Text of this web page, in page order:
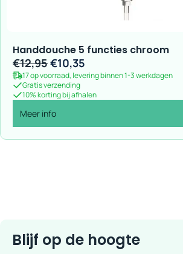
Handdouche 5 functies chroom
€12,95Oorspronkelijke
prijs
was:
€12,95.
€10,35
prijs
is:
17 op voorraad, levering binnen 1-3 werkdagen
Gratis verzending
10% korting bij afhalen
Meer info
Blijf op de hoogte